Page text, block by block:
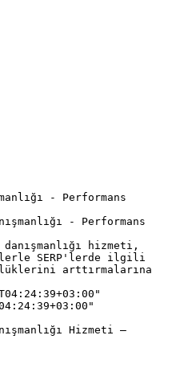
- Performans
- Performans
hizmeti,
SERP'lerde ilgili
arttırmalarına
Hizmeti –